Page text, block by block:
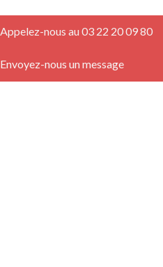
Appelez-nous au 03 22 20 09 80
Envoyez-nous un message